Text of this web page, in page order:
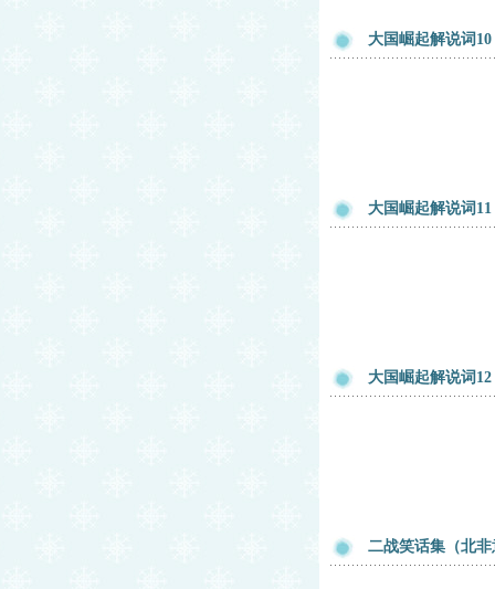
大国崛起解说词
大国崛起解说词
大国崛起解说词
二战笑话集（北